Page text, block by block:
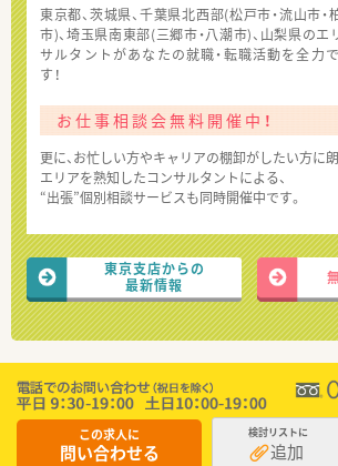
東京都、茨城県、千葉県北西部(松戸市・流山市・
市)、埼玉県南東部(三郷市・八潮市)、山梨県の
サルタントがあなたの就職・転職活動を全力
す！
お仕事相談会無料開催中！
更に、お忙しい方やキャリアの棚卸がしたい方に
エリアを熟知したコンサルタントによる、
“出張”個別相談サービスも同時開催中です。
東京支店からの
最新情報
この求人に
問い合わせる
検討リストに
追加